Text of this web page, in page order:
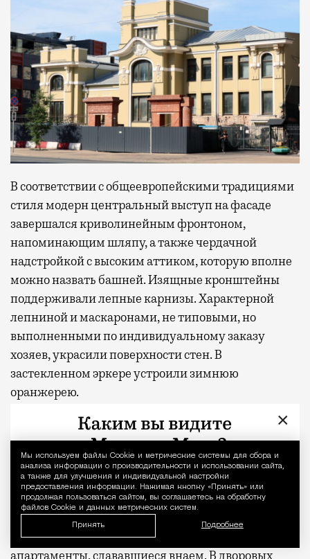
Уведомление
Мы используем файлы Сookie и метрические системы для сбора и
анализа информации о производительности и использовании сайта,
а также для улучшения и индивидуальной настройки
предоставления информации. Нажимая кнопку «Принять» или
продолжая пользоваться сайтом, вы соглашаетесь на обработку
файлов Cookie и данных метрических систем.
Принять Подробнее
В соответствии с общеевропейскими традициями
стиля модерн центральный выступ на фасаде
завершался криволинейным фронтоном,
напоминающим шляпу, а также чердачной
надстройкой с высоким аттиком, которую вполне
можно назвать башней. Изящные кронштейны
поддерживали лепные карнизы. Характерной
лепниной и маскаронами, не типовыми, но
выполненными по индивидуальному заказу
хозяев, украсили поверхности стен. В
застекленном эркере устроили зимнюю
оранжерею.
Автор проекта отвечал и за интерьер, также
обильно декорированный лепниной, мозаикой и
витражами. Дом Циммерманов был оснащен
водяным отоплением. На первом этаже
предусмотрели прачечную, кухню и даже
фотографическую комнату. Хозяева занимали
второй этаж и антресоль. В третьем находились
апартаменты, сдававшиеся внаем. В дворовых
×